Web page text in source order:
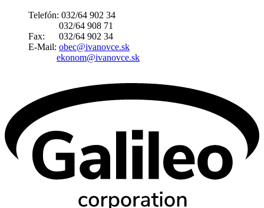
Telefón: 032/64 902 34
032/64 908 71
Fax: 032/64 902 34
E-Mail: obec@ivanovce.sk
ekonom@ivanovce.sk